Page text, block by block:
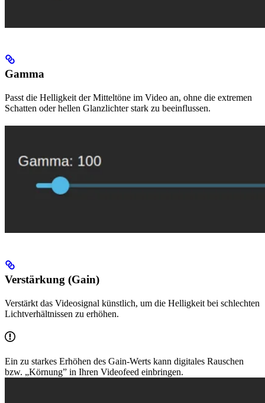
Gamma
Passt die Helligkeit der Mitteltöne im Video an, ohne die extremen
Schatten oder hellen Glanzlichter stark zu beeinflussen.
Verstärkung (Gain)
Verstärkt das Videosignal künstlich, um die Helligkeit bei schlechten
Lichtverhältnissen zu erhöhen.
Ein zu starkes Erhöhen des Gain-Werts kann digitales Rauschen
bzw. „Körnung” in Ihren Videofeed einbringen.